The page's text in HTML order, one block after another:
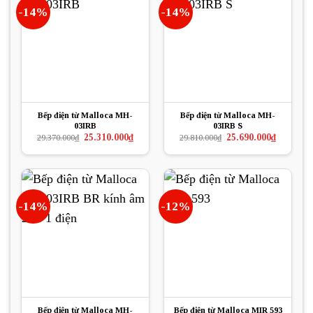
-14%
Bếp điện từ Malloca MH-
03IRB
29.370.000₫ Giá
là:
25.310.000₫Giá
hiện
tại
25.310.000₫.
-14%
Bếp điện từ Malloca MH-
03IRB S
29.810.000₫ Giá
là:
25.690.000₫Giá
hiện
tại
-14%
Bếp điện từ Malloca MH-
-12%
Bếp điện từ Malloca MIR 593